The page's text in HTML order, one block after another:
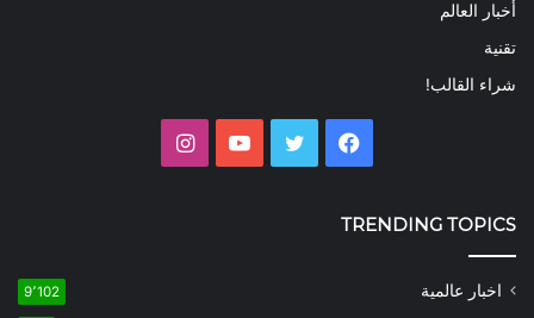
أخبار العالم
تقنية
شراء القالب!
فيسبوك تويتر يوتيوب
TRENDING TOPICS
اخبار عالمية 9٬102